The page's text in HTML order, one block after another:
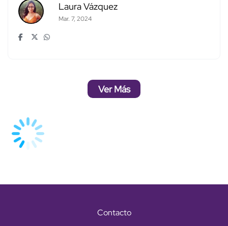
Laura Vázquez
Mar. 7, 2024
Ver Más
Contacto